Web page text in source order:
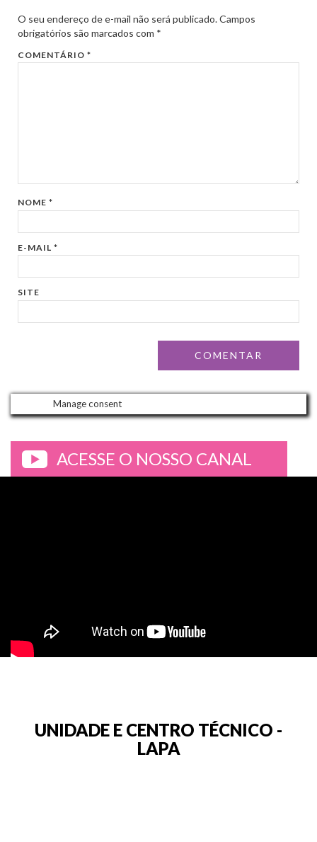
O seu endereço de e-mail não será publicado. Campos
obrigatórios são marcados com *
COMENTÁRIO*
NOME*
E-MAIL*
SITE
Manage consent
ACESSE O NOSSO CANAL
UNIDADE E CENTRO TÉCNICO -
LAPA